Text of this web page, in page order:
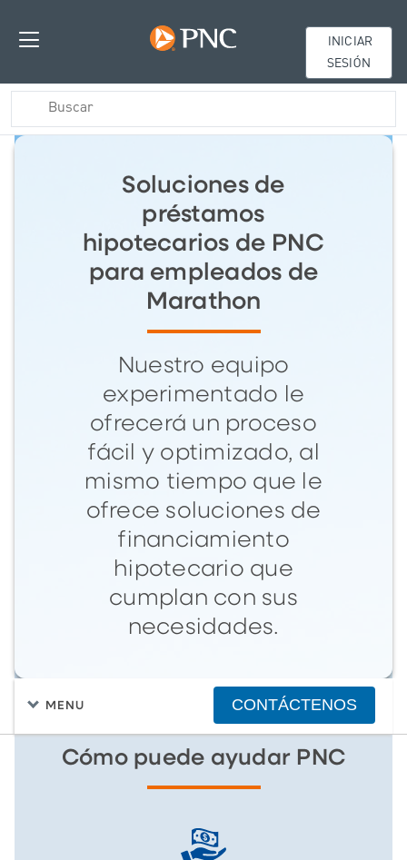
SESIÓN
Soluciones de
préstamos
hipotecarios de PNC
para empleados de
Marathon
Nuestro equipo
experimentado le
ofrecerá un proceso
fácil y optimizado, al
mismo tiempo que le
ofrece soluciones de
financiamiento
hipotecario que
cumplan con sus
necesidades.
MENU CONTÁCTENOS
Cómo puede ayudar PNC